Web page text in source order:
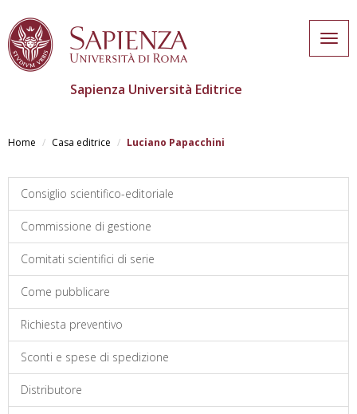
contenuto
Sapienza Università Editrice
Home Casa editrice Luciano Papacchini
Consiglio scientifico-editoriale
Commissione di gestione
Comitati scientifici di serie
Come pubblicare
Richiesta preventivo
Sconti e spese di spedizione
Distributore